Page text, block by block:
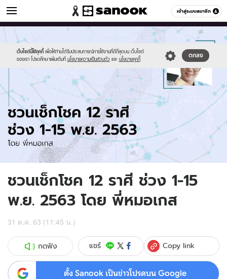
เข้าสู่ระบบสมาชิก
ดูดวง หมวดอื่นๆ
เว็บไซต์นี้ใช้คุกกี้ เพื่อให้ท่านได้รับประสบการณ์การใช้งานที่ดีที่สุดบน เว็บไซต์
ของเรา โปรดศึกษาเพิ่มเติมที่ นโยบายความเป็นส่วนตัว และ นโยบายคุกกี้
ตกลง
Sanook
//s.isanook.com/sr/0/images/logo-
new-
sanook.png
600
60
//s.isanook.com/ho/0/ud/38/193689/horo-
new(92).jpg
ชวนเช็กโชค 12 ราศี ช่วง 1-15
พ.ย. 2563 โดย พี่หมอเกส
31 ต.ค. 63 (11:45 น.)
กดฟัง แชร์ Copy link
ตั้ง Sanook เป็นข่าวโปรดบน Google